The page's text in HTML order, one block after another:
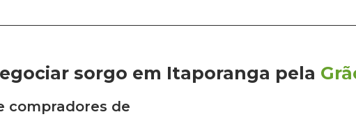
sorgo em Itaporanga pela
compradores de